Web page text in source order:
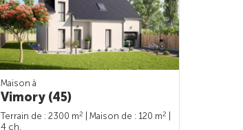
Maison à
Vimory (45)
Terrain de : 2300 m2 | Maison de : 120 m2
4 ch.